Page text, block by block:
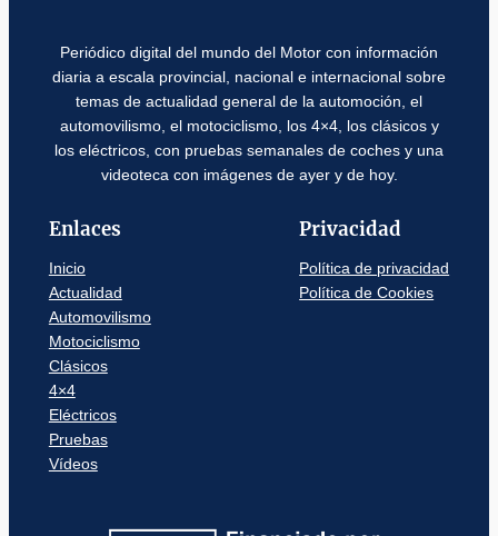
Periódico digital del mundo del Motor con información
diaria a escala provincial, nacional e internacional sobre
temas de actualidad general de la automoción, el
automovilismo, el motociclismo, los 4×4, los clásicos y
los eléctricos, con pruebas semanales de coches y una
videoteca con imágenes de ayer y de hoy.
Enlaces
Inicio
Actualidad
Automovilismo
Motociclismo
Clásicos
4×4
Eléctricos
Pruebas
Vídeos
Privacidad
Política de privacidad
Política de Cookies